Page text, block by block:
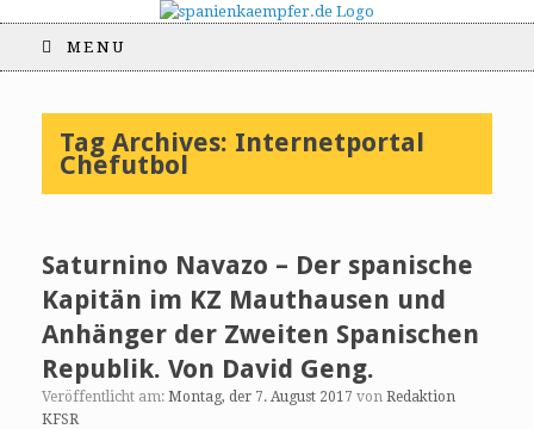
MENU
Tag Archives: Internetportal
Chefutbol
Saturnino Navazo – Der spanische
Kapitän im KZ Mauthausen und
Anhänger der Zweiten Spanischen
Republik. Von David Geng.
Veröffentlicht am: Montag, der 7. August 2017 von Redaktion
KFSR